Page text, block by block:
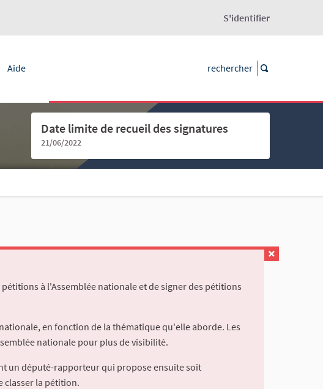
S'identifier
Aide
Date limite de recueil des signatures
21/06/2022
à l'Assemblée nationale et de signer des pétitions
en fonction de la thématique qu'elle aborde. Les
nationale pour plus de visibilité.
un député-rapporteur qui propose ensuite soit
classer la pétition.